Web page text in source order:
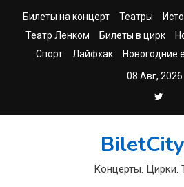
Билеты на концерт Театры
Театр Ленком
Билеты в цирк
Спорт
Лайфхак Новогодние
08 Авг, 2026
Концерты. Цирки.